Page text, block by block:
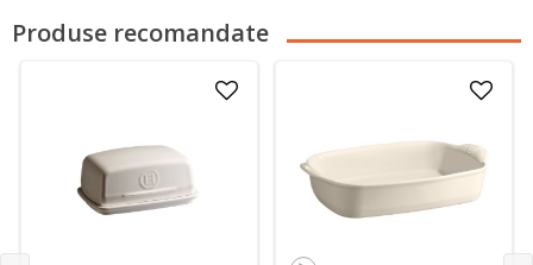
Produse recomandate